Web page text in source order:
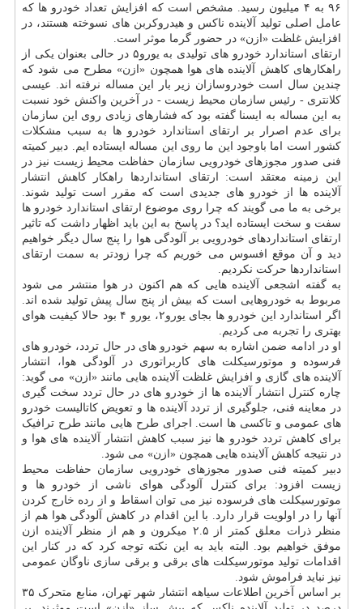
۹۶ به ۴ میلیون رسید. مشخص است که افزایش تعداد خودرو ها که
عامل اصلی تولید آلاینده ناکس و هیدروکربن های نسوخته هستند، در
افزایش غلظت «ازن» در حضور گرما موثر است.
ارتقای استاندارد خودرو های تولیدی به یورو۵ در حالی بعنوان یکی از
راهکارهای کاهش آلاینده های هوا همچون «ازن» مطرح می شود که
چندین سال است خودروسازان زیر بار این مساله نرفته اند. عیسی
کلانتری - رئیس سازمان محیط زیست - در آخرین واکنش خود نسبت
به این مساله به ایسنا گفته بود که فشارهای زیادی روی این سازمان
برای عدم اصرار بر ارتقای استاندارد خودرو ها به سبب مشکلات
کشور است اما باوجود این ما روی این مساله ایستاده ایم. دبیر کمیته
فنی صدور مجوزهای خودرویی سازمان حفاظت محیط زیست نیز در
این زمینه معتقد است: ارتقای استانداردها راهکار کاهش انتشار
آلاینده ها از خودرو های جدیدی است که مقرر است تولید شوند.
برخی به ما می گویند که چرا روی موضوع ارتقای استاندارد خودرو ها
سفت و سخت ایستاده اید؟ در پاسخ به این باید اظهار داشت که تاثیر
ارتقای استانداردهای خودرویی بر آلودگی هوا را پنج سال دیگر خواهیم
دید و آن موقع افسوس می خوریم که چرا زودتر به سمت ارتقای
استانداردها حرکت نکردیم.
به گفته اشجعی آلاینده هایی که هم اکنون در هوا منتشر می شود
مربوط به خودروهایی است که بیش از پنج سال پیش تولید شده اند.
اگر استاندارد این خودرو ها بجای یورو۲، یورو ۴ بود حالا کیفیت هوای
بهتری را تجربه می کردیم.
او در ادامه ضمن اشاره به سهم خودرو های در حال تردد، خودرو های
فرسوده و موتورسیکلت های کاربراتوری در آلودگی هوا، انتشار
آلاینده های گازی و افزایش غلظت آلاینده هایی مانند «ازن» می گوید:
چاره کنترل انتشار آلاینده ها از خودرو های در حال تردد سخت گیری
در معاینه فنی، جلوگیری از تردد آلاینده ها و تعویض کاتالیست خودرو
های عمومی و تاکسی ها است. اجرای طرح هایی مانند طرح ترافیک
برای کاهش تردد خودرو ها نیز سبب کاهش انتشار آلاینده های هوا و
در نتیجه کاهش آلاینده هایی همچون «ازن» می شود.
دبیر کمیته فنی صدور مجوزهای خودرویی سازمان حفاظت محیط
زیست افزود: برای کنترل آلودگی هوای ناشی از خودرو ها و
موتورسیکلت های فرسوده نیز می توان اسقاط و از رده خارج کردن
آنها را در اولویت قرار دارد. با این اقدام در کاهش آلودگی هوا هم از
منظر ذرات معلق کمتر از ۲.۵ میکرون و هم از منظر آلاینده ازن
موفق خواهیم بود. البته باید به این نکته توجه کرد که در کنار این
اقدامات تولید موتورسیکلت های برقی و برقی سازی ناوگان عمومی
نیز نباید فراموش شود.
بر اساس آخرین اطلاعات سیاهه انتشار شهر تهران، منابع متحرک ۳۵